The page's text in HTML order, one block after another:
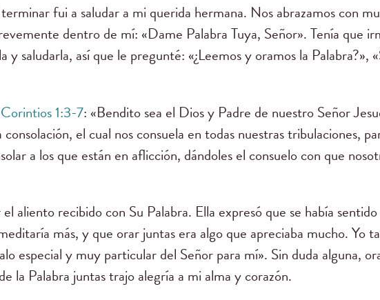
fui a saludar a mi querida hermana. Nos abrazamos con
dentro de mí: «Dame Palabra Tuya, Señor». Tenía que
y saludarla, así que le pregunté: «¿Leemos y oramos la Palabra?»,
1:3-7: «Bendito sea el Dios y Padre de nuestro Señor
el cual nos consuela en todas nuestras tribulaciones,
a los que están en aflicción, dándoles el consuelo con que
aliento recibido con Su Palabra. Ella expresó que se había
más, y que orar juntas era algo que apreciaba mucho. Yo
especial y muy particular del Señor para mí». Sin duda alguna,
la Palabra juntas trajo alegría a mi alma y corazón.